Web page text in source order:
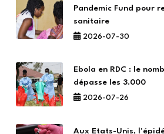
Pandemic Fund pour
sanitaire
2026-07-30
Ebola en RDC : le
dépasse les 3.000
2026-07-26
Aux Etats-Unis,